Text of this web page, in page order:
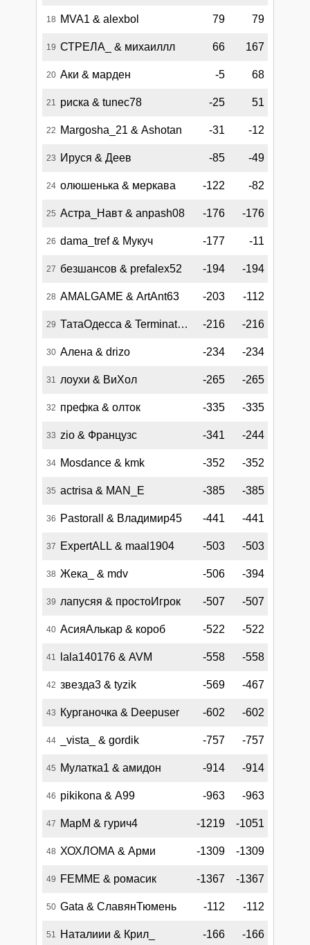
18 MVA1 & alexbol 79 79
19 СТРЕЛА_ & михаиллл 66 167
20 Аки & марден -5 68
21 риска & tunec78 -25 51
22 Margosha_21 & Ashotan -31 -12
23 Ируся & Деев -85 -49
24 олюшенька & меркава -122 -82
25 Астра_Навт & anpash08 -176 -176
26 dama_tref & Мукуч -177 -11
27 безшансов & prefalex52 -194 -194
28 AMALGAME & ArtAnt63 -203 -112
29 ТатаОдесса & Terminator_5 -216 -216
30 Алена & drizo -234 -234
31 лоухи & ВиХол -265 -265
32 префка & олток -335 -335
33 zio & Французс -341 -244
34 Mosdance & kmk -352 -352
35 actrisa & MAN_E -385 -385
36 Pastorall & Владимир45 -441 -441
37 ExpertALL & maal1904 -503 -503
38 Жека_ & mdv -506 -394
39 лапусяя & простоИгрок -507 -507
40 АсияАлькар & короб -522 -522
41 lala140176 & AVM -558 -558
42 звезда3 & tyzik -569 -467
43 Курганочка & Deepuser -602 -602
44 _vista_ & gordik -757 -757
45 Мулатка1 & амидон -914 -914
46 pikikona & А99 -963 -963
47 МарМ & гурич4 -1219 -1051
48 ХОХЛОМА & Арми -1309 -1309
49 FEMME & ромасик -1367 -1367
50 Gata & СлавянТюмень -112 -112
51 Наталиии & Крил_ -166 -166